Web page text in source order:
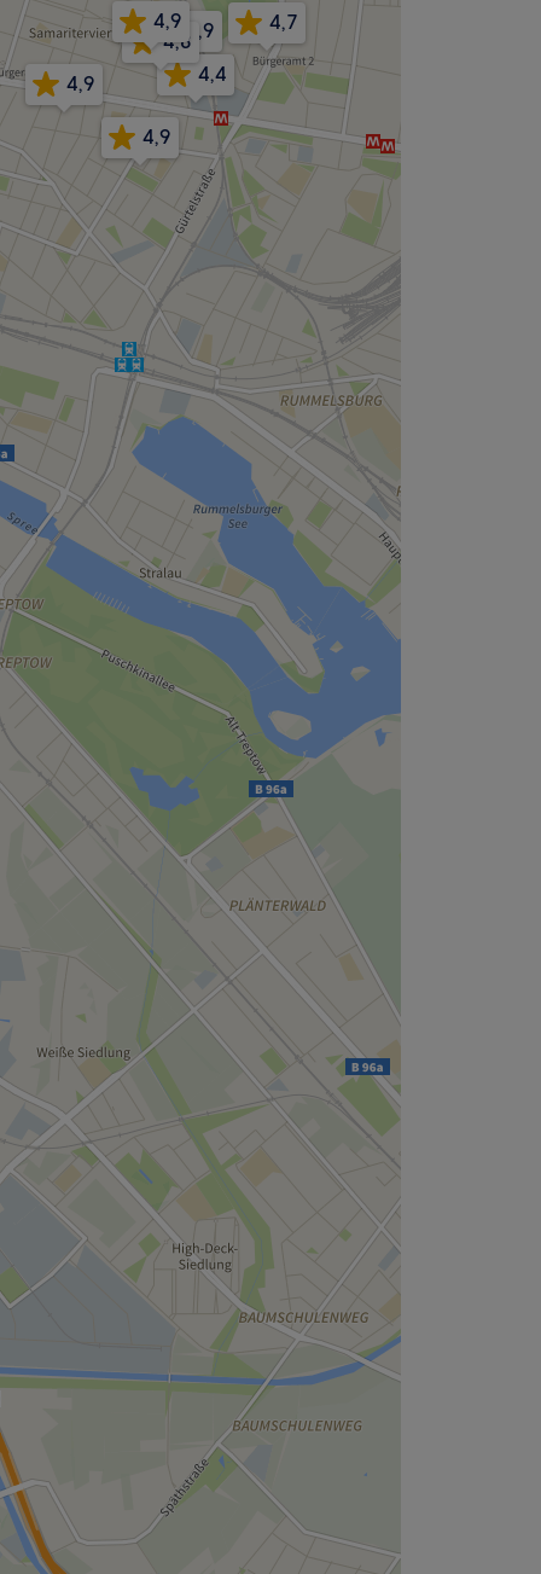
4,9
4,7
4,9
4,9 4,4
4,8
4,9